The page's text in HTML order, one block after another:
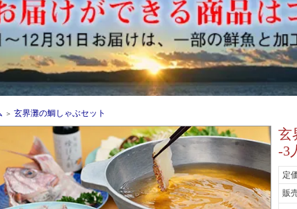
＞ 玄界灘の鯛しゃぶセット
玄
-3
定
販